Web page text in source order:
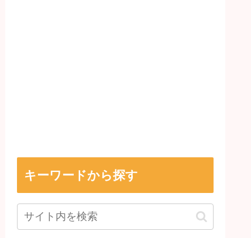
キーワードから探す